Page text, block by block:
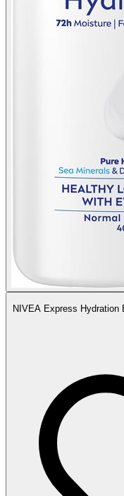
NIVEA Express Hydration